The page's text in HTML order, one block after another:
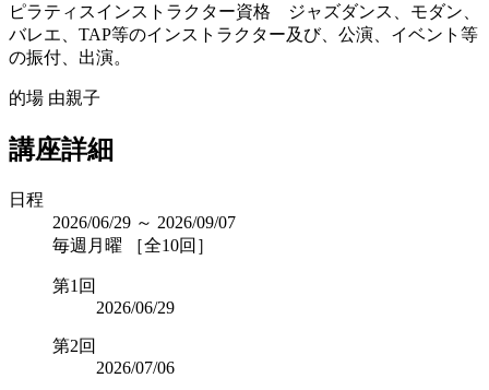
ピラティスインストラクター資格 ジャズダンス、モダン、
バレエ、TAP等のインストラクター及び、公演、イベント等
の振付、出演。
的場 由親子
講座詳細
日程
2026/06/29 ～ 2026/09/07
毎週月曜 ［全10回］
第1回
2026/06/29
第2回
2026/07/06